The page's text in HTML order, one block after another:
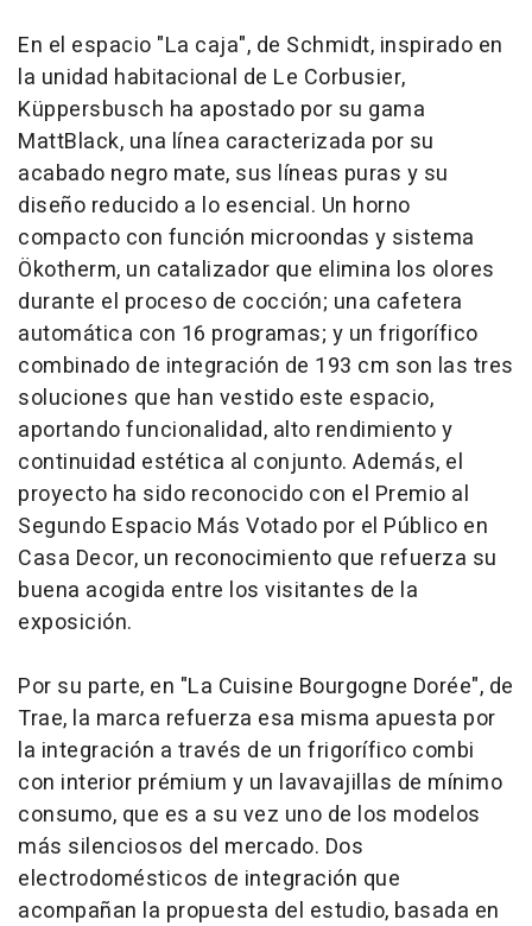
En el espacio "La caja", de Schmidt, inspirado en
la unidad habitacional de Le Corbusier,
Küppersbusch ha apostado por su gama
MattBlack, una línea caracterizada por su
acabado negro mate, sus líneas puras y su
diseño reducido a lo esencial. Un horno
compacto con función microondas y sistema
Ökotherm, un catalizador que elimina los olores
durante el proceso de cocción; una cafetera
automática con 16 programas; y un frigorífico
combinado de integración de 193 cm son las tres
soluciones que han vestido este espacio,
aportando funcionalidad, alto rendimiento y
continuidad estética al conjunto. Además, el
proyecto ha sido reconocido con el Premio al
Segundo Espacio Más Votado por el Público en
Casa Decor, un reconocimiento que refuerza su
buena acogida entre los visitantes de la
exposición.
Por su parte, en "La Cuisine Bourgogne Dorée", de
Trae, la marca refuerza esa misma apuesta por
la integración a través de un frigorífico combi
con interior prémium y un lavavajillas de mínimo
consumo, que es a su vez uno de los modelos
más silenciosos del mercado. Dos
electrodomésticos de integración que
acompañan la propuesta del estudio, basada en